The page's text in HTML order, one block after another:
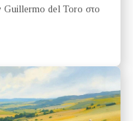
Guillermo del Toro στο